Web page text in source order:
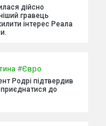
дійсно
гравець
інтерес Реала
#Євро
Родрі підтвердив
приєднатися до